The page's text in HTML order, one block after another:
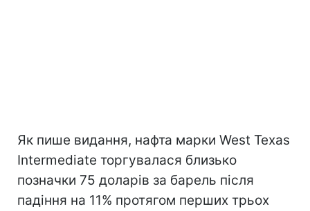
Як пише видання, нафта марки West Texas
Intermediate торгувалася близько
позначки 75 доларів за барель після
падіння на 11% протягом перших трьох